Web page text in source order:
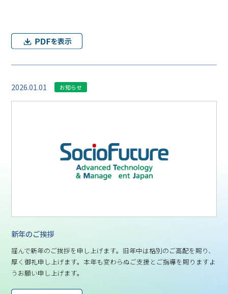
2026.01.01 お知らせ
新年のご挨拶
謹んで新年のご挨拶を申し上げます。旧年中は格別のご高配を賜り、
厚く御礼申し上げます。本年も変わらぬご支援とご指導を賜りますよ
うお願い申し上げます。